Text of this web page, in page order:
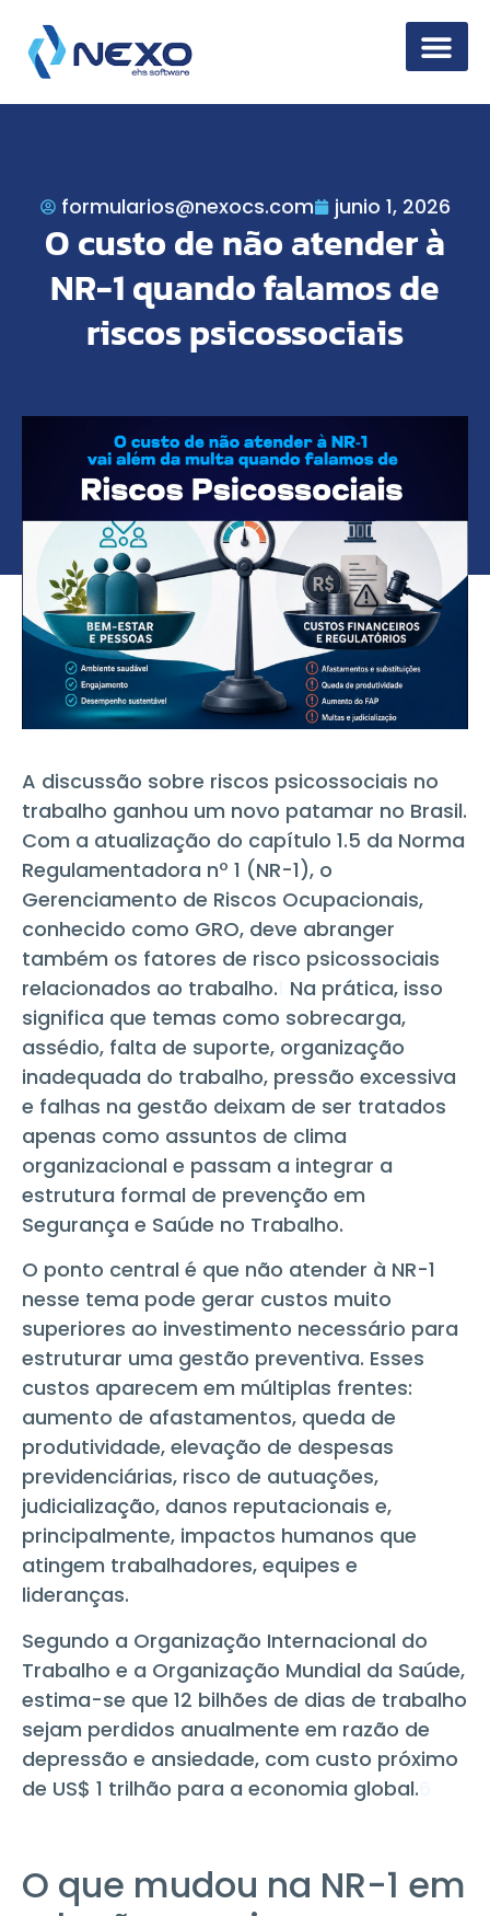
formularios@nexocs.com junio 1, 2026
O custo de não atender à
NR-1 quando falamos de
riscos psicossociais
A discussão sobre riscos psicossociais no
trabalho ganhou um novo patamar no Brasil.
Com a atualização do capítulo 1.5 da Norma
Regulamentadora nº 1 (NR-1), o
Gerenciamento de Riscos Ocupacionais,
conhecido como GRO, deve abranger
também os fatores de risco psicossociais
relacionados ao trabalho. Na prática, isso
significa que temas como sobrecarga,
assédio, falta de suporte, organização
inadequada do trabalho, pressão excessiva
e falhas na gestão deixam de ser tratados
apenas como assuntos de clima
organizacional e passam a integrar a
estrutura formal de prevenção em
Segurança e Saúde no Trabalho.
O ponto central é que não atender à NR-1
nesse tema pode gerar custos muito
superiores ao investimento necessário para
estruturar uma gestão preventiva. Esses
custos aparecem em múltiplas frentes:
aumento de afastamentos, queda de
produtividade, elevação de despesas
previdenciárias, risco de autuações,
judicialização, danos reputacionais e,
principalmente, impactos humanos que
atingem trabalhadores, equipes e
lideranças.
Segundo a Organização Internacional do
Trabalho e a Organização Mundial da Saúde,
estima-se que 12 bilhões de dias de trabalho
sejam perdidos anualmente em razão de
depressão e ansiedade, com custo próximo
de US$ 1 trilhão para a economia global.
O que mudou na NR-1 em